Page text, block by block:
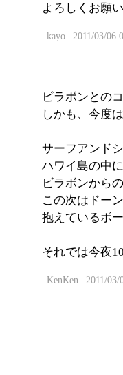
よろしくお願
| kayo | 2011/03/06
ビラボンとの
しかも、今度
サーフアンド
ハワイ島の中
ビラボンから
この次はドー
抱えているボ
それでは今夜
| KenKen | 2011/